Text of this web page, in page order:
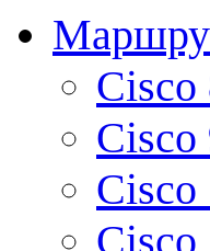
Cisco
Cisco
Cisco
Cisco